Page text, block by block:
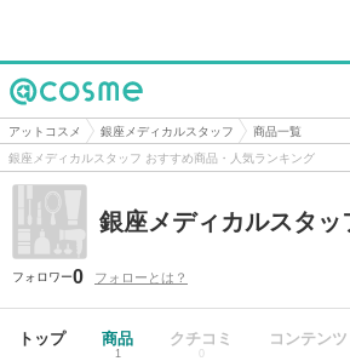
@cosme
アットコスメ 銀座メディカルスタッフ
商品一覧
銀座メディカルスタッフ おすすめ商品・人気ランキング
銀座メディカルスタッ
フォロワー0 フォローとは？
トップ 商品
1
クチコミ
0
コンテンツ